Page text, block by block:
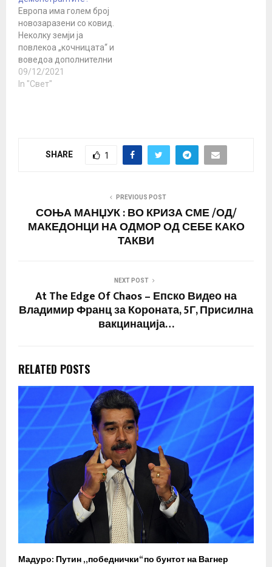
Европа има голем број
новозаразени со ковид.
Неколку земји ја
повлекоа „кочницата“ и
воведоа дополнителни
мерки во борбата
против пандемијата - од
одредени занимања.
09/12/2021
In "Свет"
SHARE 1
PREVIOUS POST
СОЊА МАНЏУК : ВО КРИЗА СМЕ /ОД/
МАКЕДОНЦИ НА ОДМОР ОД СЕБЕ КАКО
ТАКВИ
NEXT POST
At The Edge Of Chaos – Епско Видео на
Владимир Франц за Короната, 5Г, Присилна
вакцинација…
RELATED POSTS
Мадуро: Путин „победнички“ по бунтот на Вагнер